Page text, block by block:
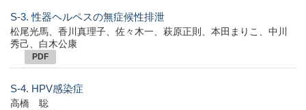
S-3. 性器ヘルペスの無症候性排泄
松尾光馬、香川真理子、佐々木一、萩原正則、本田まりこ、中川
秀己、白木公康
PDF
S-4. HPV感染症
高橋 聡